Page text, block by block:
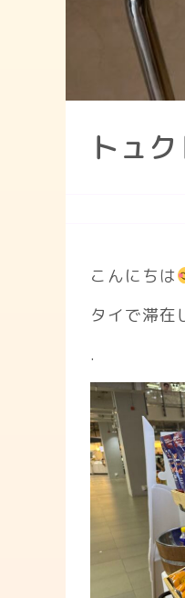
トュ
こんにちは
タイで滞在
.